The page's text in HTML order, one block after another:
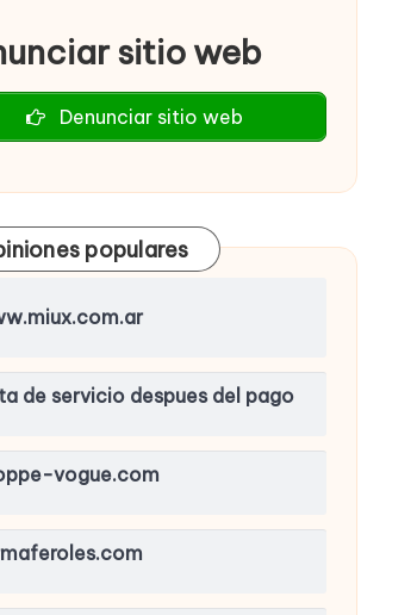
sitio web
Denunciar sitio web
populares
de servicio despues del pago
vogue.com